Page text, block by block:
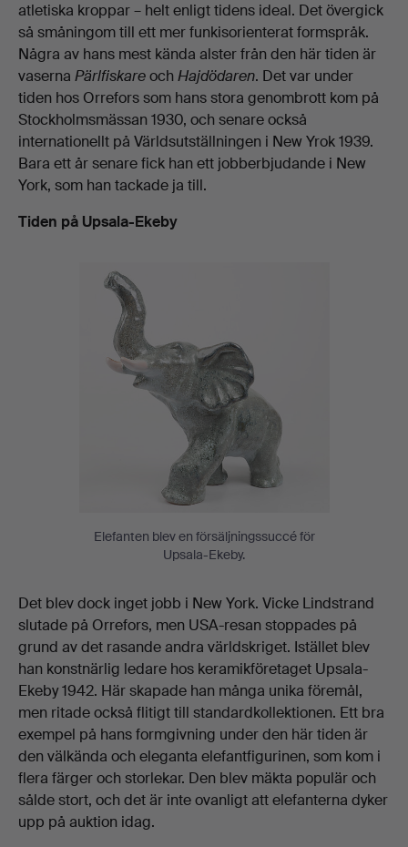
atletiska kroppar – helt enligt tidens ideal. Det övergick
så småningom till ett mer funkisorienterat formspråk.
Några av hans mest kända alster från den här tiden är
vaserna Pärlfiskareoch Hajdödaren. Det var under
tiden hos Orrefors som hans stora genombrott kom på
Stockholmsmässan 1930, och senare också
internationellt på Världsutställningen i New Yrok 1939.
Bara ett år senare fick han ett jobberbjudande i New
York, som han tackade ja till.
Tiden på Upsala-Ekeby
Elefanten blev en försäljningssuccé för
Upsala-Ekeby.
Det blev dock inget jobb i New York. Vicke Lindstrand
slutade på Orrefors, men USA-resan stoppades på
grund av det rasande andra världskriget. Istället blev
han konstnärlig ledare hos keramikföretaget Upsala-
Ekeby 1942. Här skapade han många unika föremål,
men ritade också flitigt till standardkollektionen. Ett bra
exempel på hans formgivning under den här tiden är
den välkända och eleganta elefantfigurinen, som kom i
flera färger och storlekar. Den blev mäkta populär och
sålde stort, och det är inte ovanligt att elefanterna dyker
upp på auktion idag.